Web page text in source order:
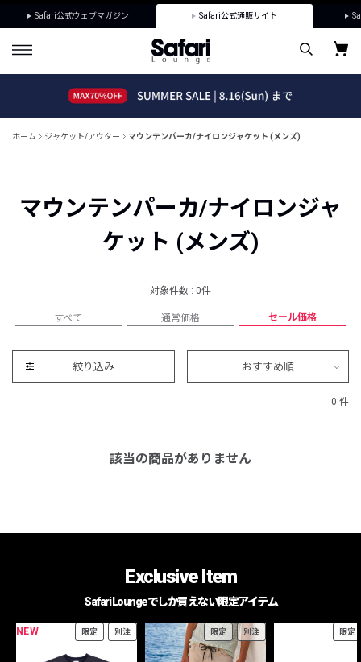
Safari公式ウェブマガジン Safari公式通販サイト
ホーム ジャケット/アウター マウンテンパーカ/ナイロンジャケット (メンズ)
マウンテンパーカ/ナイロンジャ
ケット (メンズ)
対象件数 : 0件
すべて 通常価格 セール価格
絞り込み おすすめ順
0 件
該当の商品がありません
Exclusive Item
Safari Loungeでしか買えない限定アイテム
NEW 限定 別注 限定 別注 限定